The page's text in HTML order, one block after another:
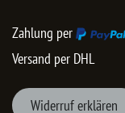
Zahlung per
Versand per DHL
Widerruf erklären